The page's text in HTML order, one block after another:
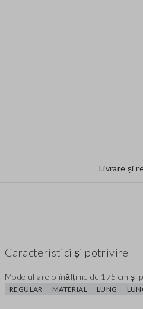
Livrare și
Caracteristici și potrivire
Modelul are o înălțime de 175 cm și
REGULAR MATERIAL LUNG